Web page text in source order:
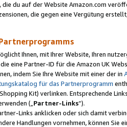
du auf der Website Amazon.com
die gegen eine Vergütung
Ihnen, mit Ihrer Website, Ihren
eine Partner-ID für die Amazon UK
indem Sie Ihre Website mit einer der in
für das Partnerprogramm
Kit) verlinken. Entsprechende
(„ Partner-Links“).
Links anklicken oder sich damit
Handlungen vornehmen, können Sie